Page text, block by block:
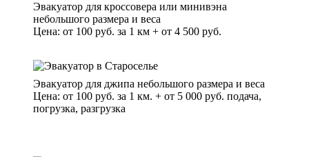
Эвакуатор для кроссовера или минивэна
небольшого размера и веса
Цена: от 100 руб. за 1 км + от 4 500 руб.
Эвакуатор для джипа небольшого размера и веса
Цена: от 100 руб. за 1 км. + от 5 000 руб. подача,
погрузка, разгрузка